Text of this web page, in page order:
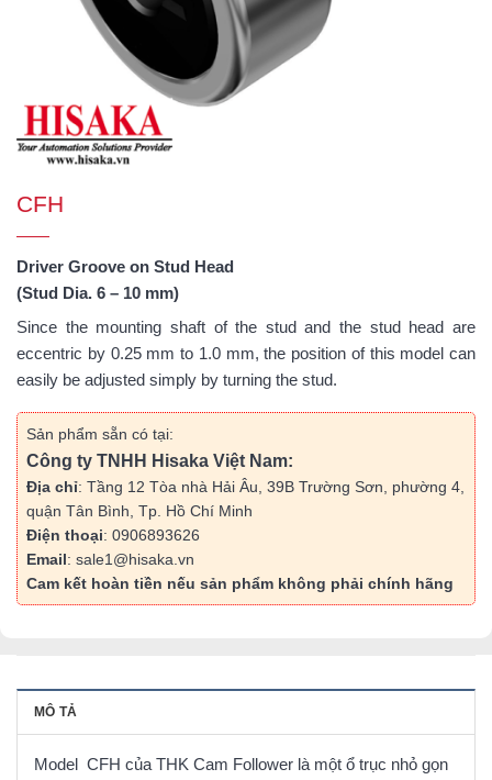
CFH
Driver Groove on Stud Head
(Stud Dia. 6 – 10 mm)
Since the mounting shaft of the stud and the stud head are
eccentric by 0.25 mm to 1.0 mm, the position of this model can
easily be adjusted simply by turning the stud.
Sản phẩm sẵn có tại:
Công ty TNHH Hisaka Việt Nam:
Địa chỉ: Tầng 12 Tòa nhà Hải Âu, 39B Trường Sơn, phường 4,
quận Tân Bình, Tp. Hồ Chí Minh
Điện thoại: 0906893626
Email: sale1@hisaka.vn
Cam kết hoàn tiền nếu sản phẩm không phải chính hãng
MÔ TẢ
Model CFH của THK Cam Follower là một ổ trục nhỏ gọn